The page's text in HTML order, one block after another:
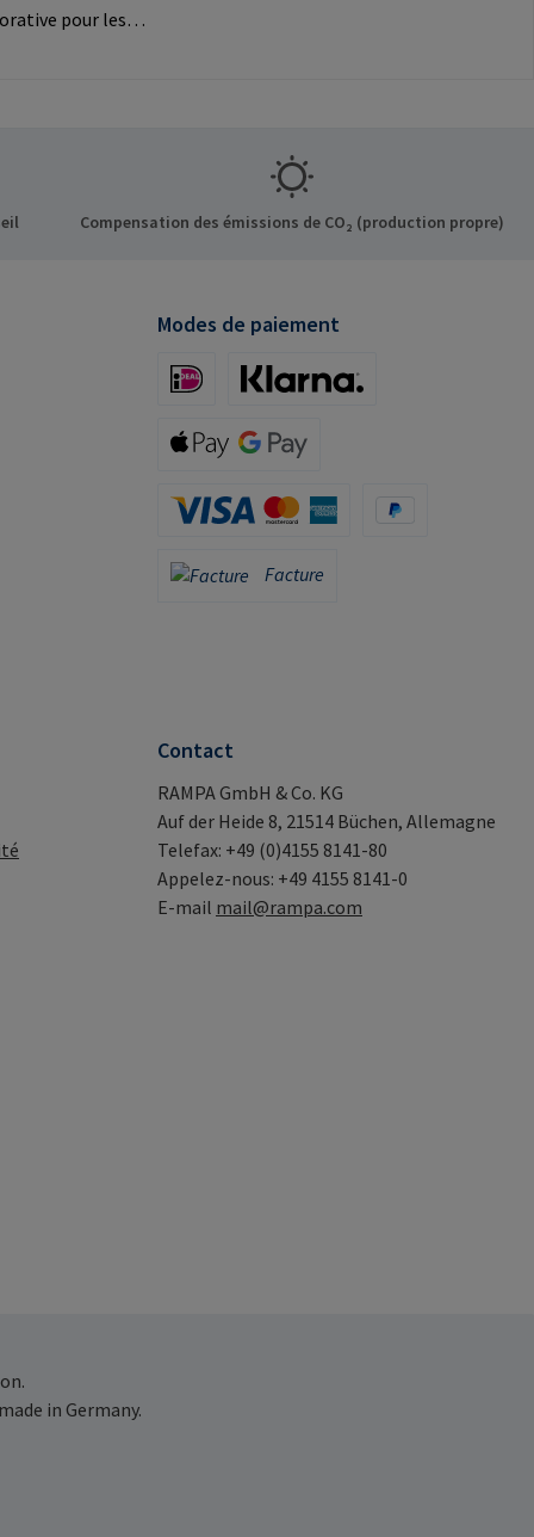
pour les
E-Mail:
Compensation des émissions de CO₂ (production propre)
Modes de paiement
Facture
Facture
Contact
RAMPA GmbH & Co. KG
Auf der Heide 8, 21514 Büchen, Allemagne
Telefax: +49 (0)4155 8141-80
Appelez-nous: +49 4155 8141-0
E-mail mail@rampa.com
in Germany.